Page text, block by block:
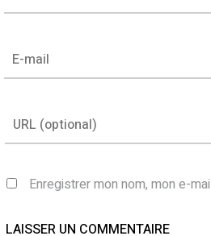
Enregistrer mon nom, mon e-